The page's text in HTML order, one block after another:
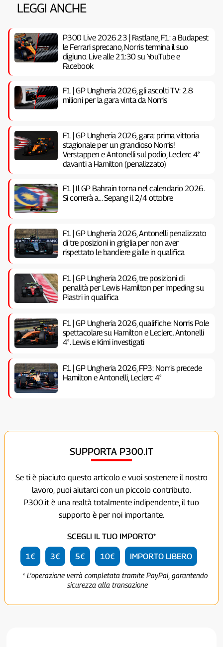
LEGGI ANCHE
P300 Live 2026.23 | Fastlane, F1: a Budapest
le Ferrari sprecano, Norris termina il suo
digiuno. Live alle 21:30 su YouTube e
Facebook
F1 | GP Ungheria 2026, gli ascolti TV: 2.8
milioni per la gara vinta da Norris
F1 | GP Ungheria 2026, gara: prima vittoria
stagionale per un grandioso Norris!
Verstappen e Antonelli sul podio, Leclerc 4°
davanti a Hamilton (penalizzato)
F1 | Il GP Bahrain torna nel calendario 2026.
Si correrà a… Sepang il 2/4 ottobre
F1 | GP Ungheria 2026, Antonelli penalizzato
di tre posizioni in griglia per non aver
rispettato le bandiere gialle in qualifica
F1 | GP Ungheria 2026, tre posizioni di
penalità per Lewis Hamilton per impeding su
Piastri in qualifica
F1 | GP Ungheria 2026, qualifiche: Norris Pole
spettacolare su Hamilton e Leclerc. Antonelli
4°. Lewis e Kimi investigati
F1 | GP Ungheria 2026, FP3: Norris precede
Hamilton e Antonelli, Leclerc 4°
SUPPORTA P300.IT
Se ti è piaciuto questo articolo e vuoi sostenere il nostro
lavoro, puoi aiutarci con un piccolo contributo.
P300.it è una realtà totalmente indipendente, il tuo
supporto è per noi importante.
SCEGLI IL TUO IMPORTO*
1€ 3€ 5€ 10€ IMPORTO LIBERO
* L'operazione verrà completata tramite PayPal, garantendo
sicurezza alla transazione